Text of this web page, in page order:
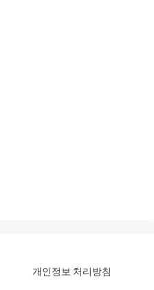
개인정보 처리방침